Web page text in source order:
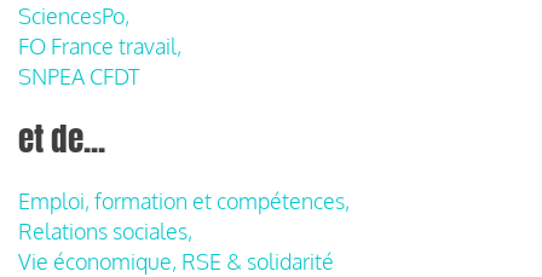
SciencesPo,
FO France travail,
SNPEA CFDT
et de...
Emploi, formation et compétences,
Relations sociales,
Vie économique, RSE & solidarité